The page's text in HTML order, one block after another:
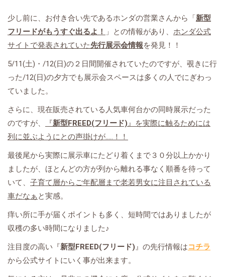
少し前に、お付き合い先であるホンダの営業さんから「新型
フリードがもうすぐ出るよ！
」との情報があり、 ホンダ公式
サイトで発表されていた先行展示会情報を発見！！
5/11(土)・/12(日)の２日間開催されていたのですが、覗きに行
った/12(日)の夕方でも展示会スペースは多くの人でにぎわっ
ていました。
さらに、現在販売されている人気車何台かの同時展示だった
のですが、
『新型FREED(フリード)』を実際に触るためには
列に並ぶようにとの声掛けが.....！！
最後尾から実際に展示車にたどり着くまで３０分以上かかり
ましたが、ほとんどの方が列から離れる事なく順番を待って
いて、 子育て層からご年配層まで老若男女に注目されている
車だなぁ と実感。
痒い所に手が届くポイントも多く、短時間ではありましたが
収穫の多い時間になりました♪
注目度の高い『新型FREED(フリード)』の先行情報はコチラ
から公式サイトにいく事が出来ます。